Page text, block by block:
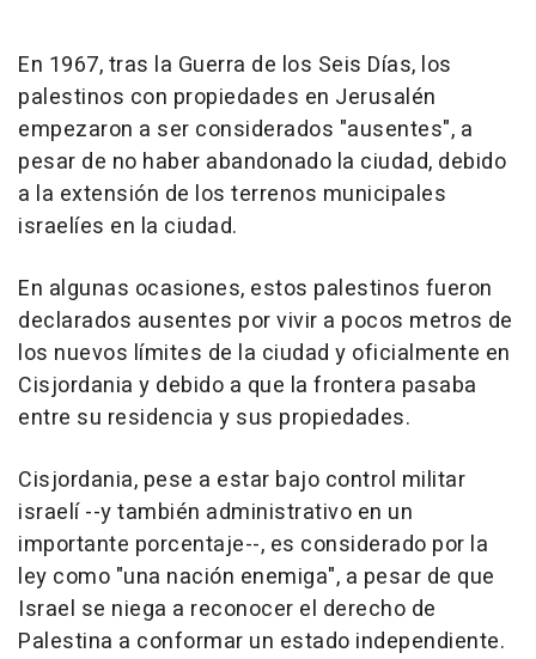
En 1967, tras la Guerra de los Seis Días, los
palestinos con propiedades en Jerusalén
empezaron a ser considerados "ausentes", a
pesar de no haber abandonado la ciudad, debido
a la extensión de los terrenos municipales
israelíes en la ciudad.
En algunas ocasiones, estos palestinos fueron
declarados ausentes por vivir a pocos metros de
los nuevos límites de la ciudad y oficialmente en
Cisjordania y debido a que la frontera pasaba
entre su residencia y sus propiedades.
Cisjordania, pese a estar bajo control militar
israelí --y también administrativo en un
importante porcentaje--, es considerado por la
ley como "una nación enemiga", a pesar de que
Israel se niega a reconocer el derecho de
Palestina a conformar un estado independiente.